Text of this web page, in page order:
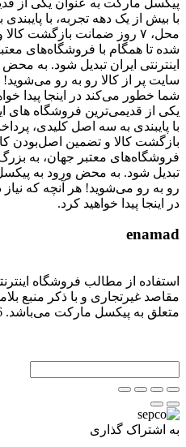
با بیش از یک دهه تجربه، با
محل، ۷ روز ضمانت بازگشت
شده تا همگام با فروشگاه‌های
اینترنتی ایران تبدیل شود. به
سایت پر از کالا رو به رو می‌شوید!
شما خطور می‌کند در اینجا پیدا
یکی از قدیمی‌ترین فروشگاه های
بازگشت کالا و تضمین اصل‌بودن
فروشگاه‌های معتبر جهان، به
تبدیل شود. به محض ورود به
رو به رو می‌شوید! هر آنچه که
در اینجا پیدا خواهید کرد.
enamad
استفاده از مطالب فروشگاه
مقاصد غیرتجاری و با ذکر منبع
متعلق به پیکسل مارکت می‌باشد. Copyright © 2006 - 2026
به اشتراک گذاری